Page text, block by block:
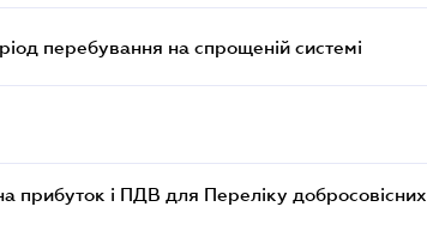
перебування на спрощеній системі
прибуток і ПДВ для Переліку добросовісних